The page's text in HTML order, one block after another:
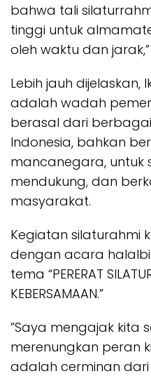
bahwa tali
tinggi untuk
oleh waktu dan
Lebih jauh dijelaskan,
adalah wadah
berasal dari
Indonesia, bahkan
mancanegara, untuk
mendukung, dan
masyarakat.
Kegiatan silaturahmi
dengan acara
tema “PERERAT
KEBERSAMAAN.”
”Saya mengajak kita
merenungkan peran
adalah cerminan